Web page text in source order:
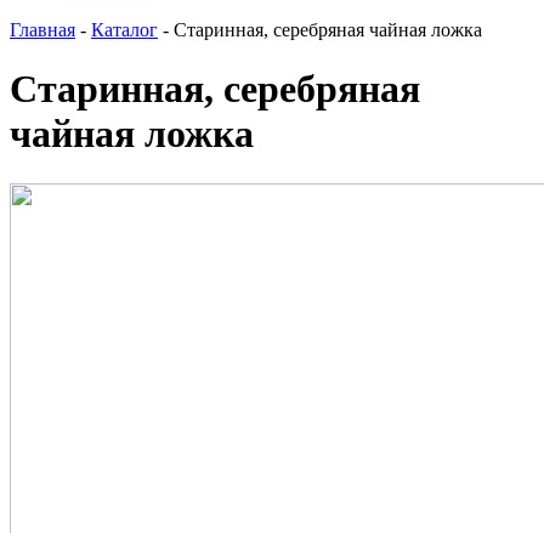
Главная - Каталог - Старинная, серебряная чайная ложка
Старинная, серебряная
чайная ложка